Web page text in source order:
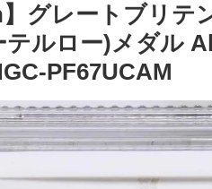
グレートブリテ
ルロー)メダル
PF67UCAM